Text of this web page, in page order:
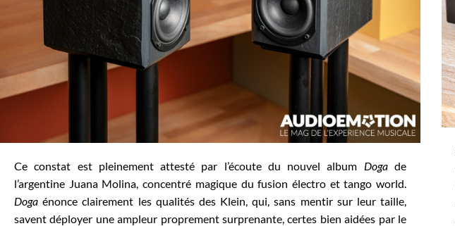
Ce constat est pleinement attesté par l’écoute du nouvel album Dogade
l’argentine Juana Molina, concentré magique du fusion électro et tango world.
Doga énonce clairement les qualités des Klein, qui, sans mentir sur leur taille,
savent déployer une ampleur proprement surprenante, certes bien aidées par le